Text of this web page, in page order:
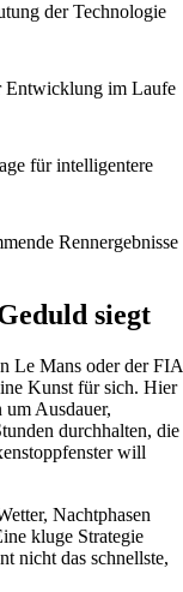
der Technologie
Entwicklung im Laufe
für intelligentere
Rennergebnisse
siegt
Le Mans oder der FIA
Kunst für sich. Hier
Ausdauer,
durchhalten, die
will
Nachtphasen
kluge Strategie
nicht das schnellste,